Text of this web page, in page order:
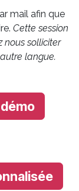
mail afin que
Cette session
nous solliciter
langue.